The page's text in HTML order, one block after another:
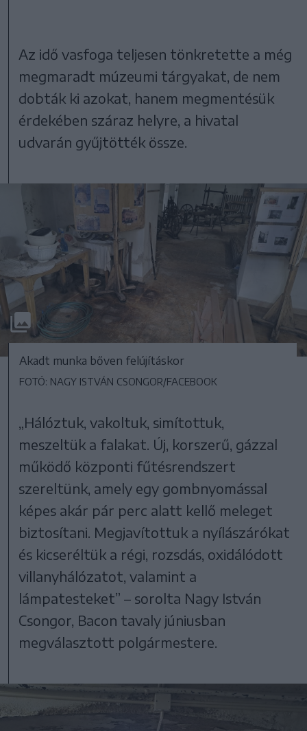
Az idő vasfoga teljesen tönkretette a még
megmaradt múzeumi tárgyakat, de nem
dobták ki azokat, hanem megmentésük
érdekében száraz helyre, a hivatal
udvarán gyűjtötték össze.
Akadt munka bőven felújításkor
FOTÓ: NAGY ISTVÁN CSONGOR/FACEBOOK
„Hálóztuk, vakoltuk, simítottuk,
meszeltük a falakat. Új, korszerű, gázzal
működő központi fűtésrendszert
szereltünk, amely egy gombnyomással
képes akár pár perc alatt kellő meleget
biztosítani. Megjavítottuk a nyílászárókat
és kicseréltük a régi, rozsdás, oxidálódott
villanyhálózatot, valamint a
lámpatesteket” – sorolta Nagy István
Csongor, Bacon tavaly júniusban
megválasztott polgármestere.